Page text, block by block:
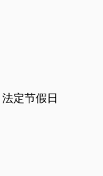
法定节假日